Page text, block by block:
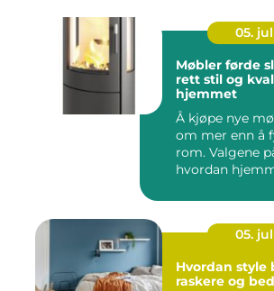
05. jul
Møbler førde slik finner du
rett stil og
hjemmet
Å kjøpe nye
om mer enn å
rom. Valgene
hvordan
05. jul
Hvordan style
raskere og